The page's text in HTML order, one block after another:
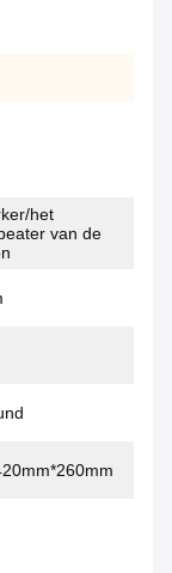
het
van de